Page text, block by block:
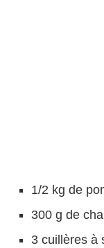
1/2 kg de
300 g de
3 cuillères à